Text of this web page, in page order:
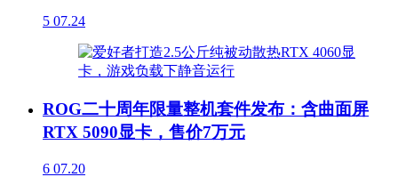
5 07.24
ROG二十周年限量整机套件发布：含曲面屏
RTX 5090显卡，售价7万元
6 07.20